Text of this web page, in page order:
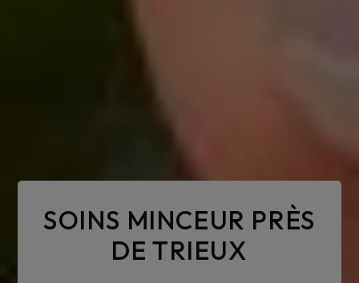
SOINS MINCEUR PRÈS
DE TRIEUX